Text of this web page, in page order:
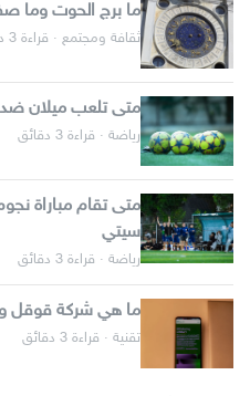
ما برج الحوت وما
ثقافة ومجتمع · قراءة 3 دقائق
متى تلعب ميلان ضد
رياضة · قراءة 3 دقائق
متى تقام مباراة
سيتي
رياضة · قراءة 3 دقائق
ما هي شركة قوقل
تقنية · قراءة 3 دقائق